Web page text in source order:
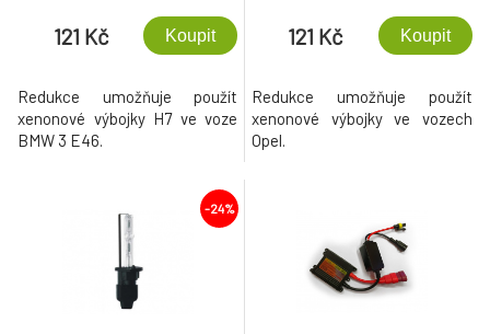
121 Kč Koupit
Redukce umožňuje použít
xenonové výbojky H7 ve voze
BMW 3 E46.
121 Kč Koupit
Redukce umožňuje použít
xenonové výbojky ve vozech
Opel.
-24%